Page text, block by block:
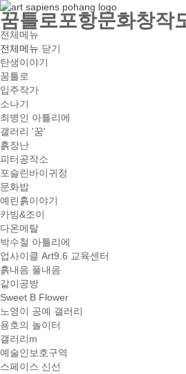
꿈틀로포항문화창작
전체메뉴
전체메뉴 닫기
탄생이야기
꿈틀로
입주작가
소나기
최병인 아틀리에
갤러리 '꿈'
흙장난
피터공작소
포슬린바이귀정
문화밥
예린흙이야기
카빙&조이
다온메탈
박수철 아틀리에
업사이클 Art9.6 교육센터
흙내음 풀내음
같이공방
Sweet B Flower
노영이 공예 갤러리
용호의 놀이터
갤러리m
예술인보호구역
스페이스 신선